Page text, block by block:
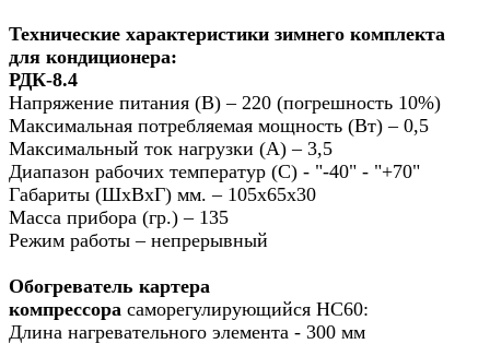
Технические характеристики зимнего комплекта
для кондиционера:
РДК-8.4
Напряжение питания (В) – 220 (погрешность 10%)
Максимальная потребляемая мощность (Вт) – 0,5
Максимальный ток нагрузки (А) – 3,5
Диапазон рабочих температур (С) - "-40" - "+70"
Габариты (ШхВхГ) мм. – 105х65х30
Масса прибора (гр.) – 135
Режим работы – непрерывный
Обогреватель картера
компрессора саморегулирующийся НС60:
Длина нагревательного элемента - 300 мм